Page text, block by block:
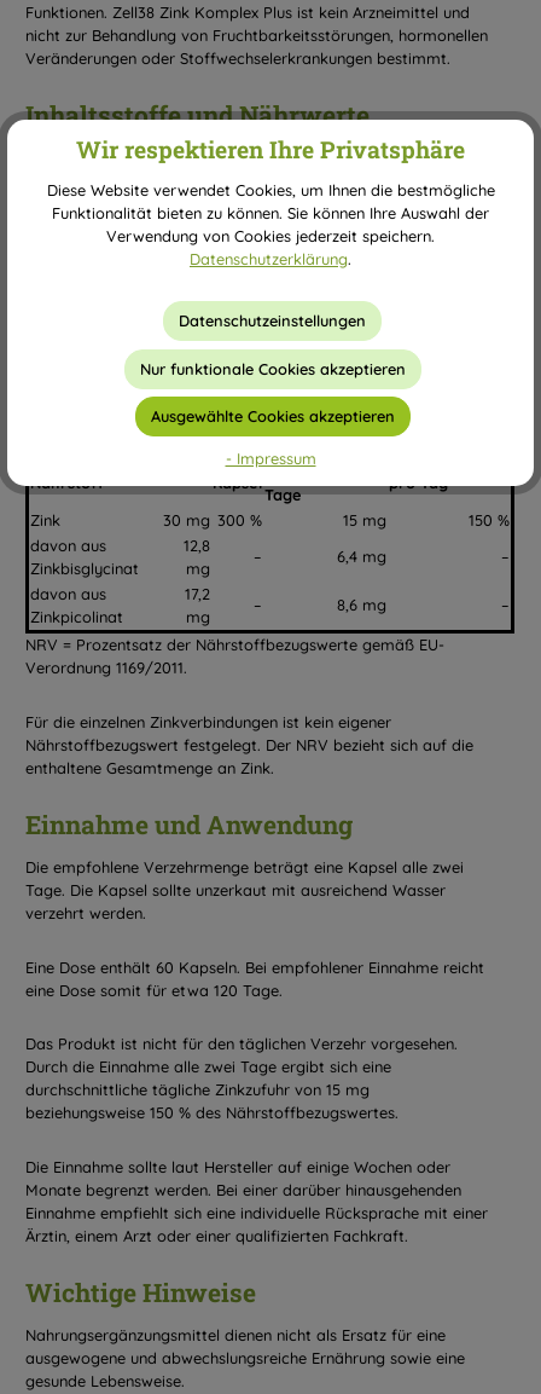
Funktionen. Zell38 Zink Komplex Plus ist kein Arzneimittel und
nicht zur Behandlung von Fruchtbarkeitsstörungen, hormonellen
Veränderungen oder Stoffwechselerkrankungen bestimmt.
Inhaltsstoffe und Nährwerte
Zutaten
Hagebuttenfruchtpulver (Rosa canina), Überzugsmittel:
Hydroxypropylmethylcellulose (Kapselhülle), Zinkbisglycinat,
Zinkpicolinat, Kokosnussmilch-Extrakt (Cocos nucifera),
Maniokwurzel-Extrakt (Manihot esculenta).
Das Produkt ist vegan.
Zusammensetzung pro Kapsel
Nährstoff
% NRV
pro
Kapsel
Durchschnittlich
Einnahme alle 2
Tage
% NRV
pro Tag
Zink
30 mg 300 % 15 mg
150 %
davon aus
Zinkbisglycinat
12,8
mg
– 6,4 mg
–
davon aus
Zinkpicolinat
17,2
mg
– 8,6 mg –
NRV = Prozentsatz der Nährstoffbezugswerte gemäß EU-
Verordnung 1169/2011.
Für die einzelnen Zinkverbindungen ist kein eigener
Nährstoffbezugswert festgelegt. Der NRV bezieht sich auf die
enthaltene Gesamtmenge an Zink.
Einnahme und Anwendung
Die empfohlene Verzehrmenge beträgt eine Kapsel alle zwei
Tage. Die Kapsel sollte unzerkaut mit ausreichend Wasser
verzehrt werden.
Eine Dose enthält 60 Kapseln. Bei empfohlener Einnahme reicht
eine Dose somit für etwa 120 Tage.
Das Produkt ist nicht für den täglichen Verzehr vorgesehen.
Durch die Einnahme alle zwei Tage ergibt sich eine
durchschnittliche tägliche Zinkzufuhr von 15 mg
beziehungsweise 150 % des Nährstoffbezugswertes.
Die Einnahme sollte laut Hersteller auf einige Wochen oder
Monate begrenzt werden. Bei einer darüber hinausgehenden
Einnahme empfiehlt sich eine individuelle Rücksprache mit einer
Ärztin, einem Arzt oder einer qualifizierten Fachkraft.
Wichtige Hinweise
Nahrungsergänzungsmittel dienen nicht als Ersatz für eine
ausgewogene und abwechslungsreiche Ernährung sowie eine
gesunde Lebensweise.
Wir respektieren Ihre Privatsphäre
Diese Website verwendet Cookies, um Ihnen die bestmögliche
Funktionalität bieten zu können. Sie können Ihre Auswahl der
Verwendung von Cookies jederzeit speichern.
Datenschutzerklärung.
Datenschutzeinstellungen
Nur funktionale Cookies akzeptieren
Ausgewählte Cookies akzeptieren
- Impressum